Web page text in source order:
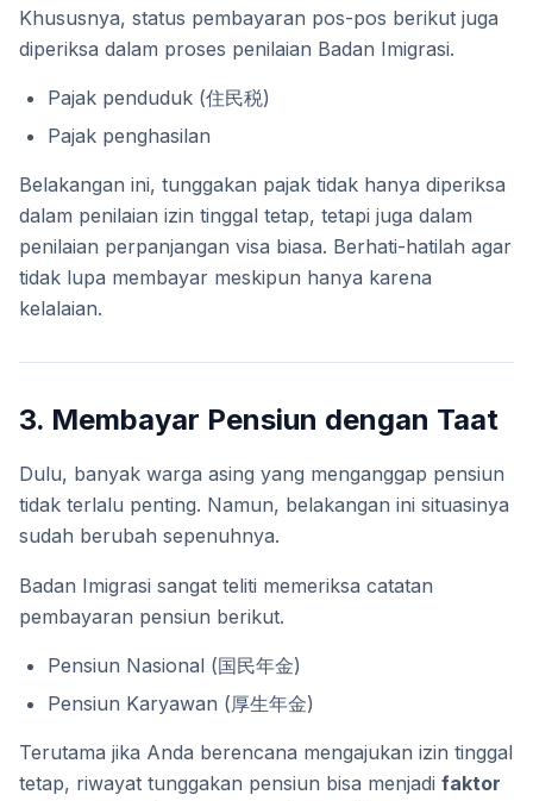
Khususnya, status pembayaran pos-pos berikut juga
diperiksa dalam proses penilaian Badan Imigrasi.
Pajak penduduk (住民税)
Pajak penghasilan
Belakangan ini, tunggakan pajak tidak hanya diperiksa
dalam penilaian izin tinggal tetap, tetapi juga dalam
penilaian perpanjangan visa biasa. Berhati-hatilah agar
tidak lupa membayar meskipun hanya karena
kelalaian.
3. Membayar Pensiun dengan Taat
Dulu, banyak warga asing yang menganggap pensiun
tidak terlalu penting. Namun, belakangan ini situasinya
sudah berubah sepenuhnya.
Badan Imigrasi sangat teliti memeriksa catatan
pembayaran pensiun berikut.
Pensiun Nasional (国民年金)
Pensiun Karyawan (厚生年金)
Terutama jika Anda berencana mengajukan izin tinggal
tetap, riwayat tunggakan pensiun bisa menjadi faktor